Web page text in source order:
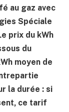
au gaz avec
Spéciale
prix du kWh
du
moyen de
la durée : si
ce tarif